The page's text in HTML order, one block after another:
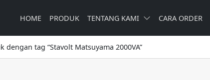
HOME PRODUK TENTANG KAMI CARA ORDER
dengan tag “Stavolt Matsuyama 2000VA”